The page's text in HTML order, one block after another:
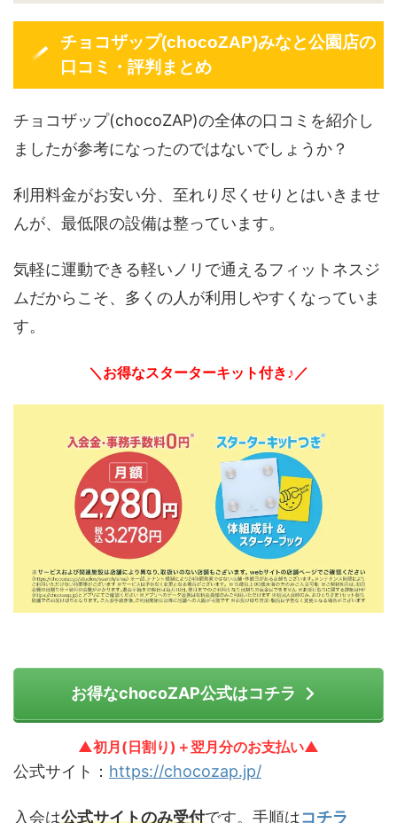
チョコザップ(chocoZAP)みなと公園店の
口コミ・評判まとめ
チョコザップ(chocoZAP)の全体の口コミを紹介し
ましたが参考になったのではないでしょうか？
利用料金がお安い分、至れり尽くせりとはいきませ
んが、最低限の設備は整っています。
気軽に運動できる軽いノリで通えるフィットネスジ
ムだからこそ、多くの人が利用しやすくなっていま
す。
＼お得なスターターキット付き♪／
お得なchocoZAP公式はコチラ
▲初月(日割り)＋翌月分のお支払い▲
公式サイト： https://chocozap.jp/
入会は公式サイトのみ受付です。手順はコチラ